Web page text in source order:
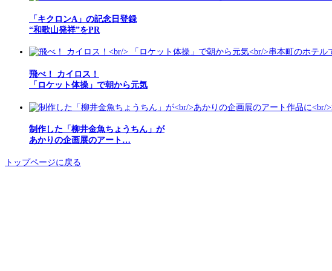
「キクロンA」の記念日登録
“和歌山発祥”をPR
飛べ！ カイロス！
「ロケット体操」で朝から元気
制作した「柳井金魚ちょうちん」が
あかりの企画展のアート…
トップページに戻る